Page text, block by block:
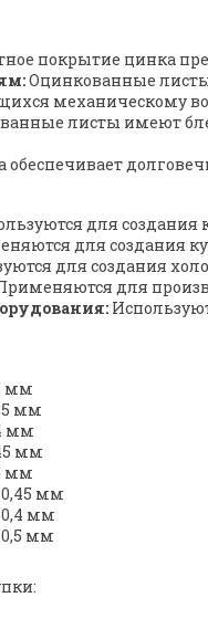
покрытие цинка
Оцинкованные
механическому
листы имеют
для создания
для создания
для создания
для
мм
мм
мм
мм
мм
мм
мм
мм